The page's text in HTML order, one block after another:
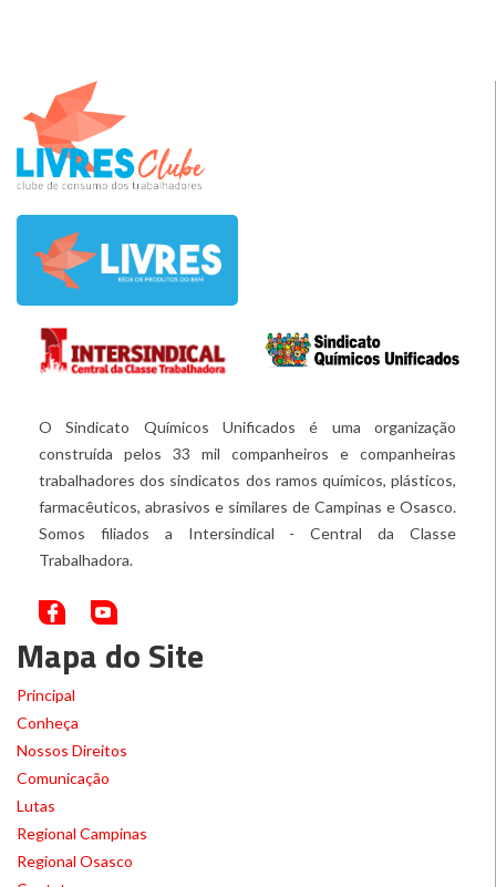
O Sindicato Químicos Unificados é uma organização
construída pelos 33 mil companheiros e companheiras
trabalhadores dos sindicatos dos ramos químicos, plásticos,
farmacêuticos, abrasivos e similares de Campinas e Osasco.
Somos filiados a Intersindical - Central da Classe
Trabalhadora.
Mapa do Site
Principal
Conheça
Nossos Direitos
Comunicação
Lutas
Regional Campinas
Regional Osasco